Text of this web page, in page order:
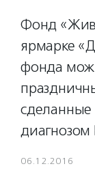
Фонд
ярмарке
фонда
диагнозом
06.12.2016